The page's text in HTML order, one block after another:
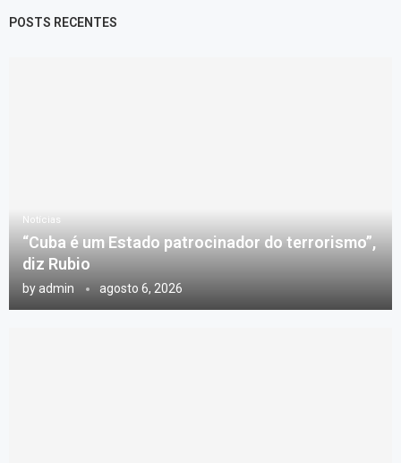
POSTS RECENTES
Notícias
“Cuba é um Estado patrocinador do terrorismo”,
diz Rubio
by admin agosto 6, 2026